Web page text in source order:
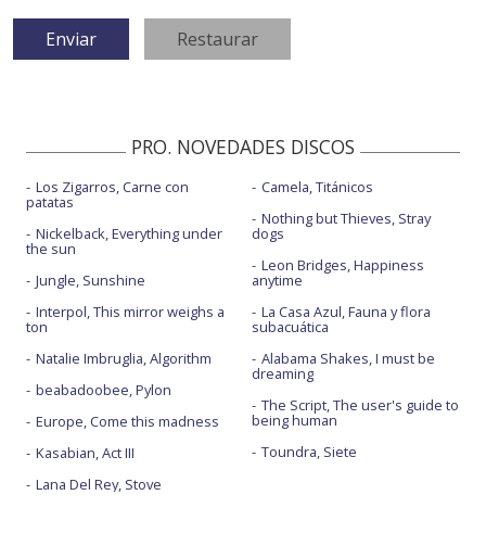
PRO. NOVEDADES DISCOS
Los Zigarros, Carne con
patatas
Nickelback, Everything under
the sun
Jungle, Sunshine
Interpol, This mirror weighs a
ton
Natalie Imbruglia, Algorithm
beabadoobee, Pylon
Europe, Come this madness
Kasabian, Act III
Lana Del Rey, Stove
Camela, Titánicos
Nothing but Thieves, Stray
dogs
Leon Bridges, Happiness
anytime
La Casa Azul, Fauna y flora
subacuática
Alabama Shakes, I must be
dreaming
The Script, The user's guide to
being human
Toundra, Siete